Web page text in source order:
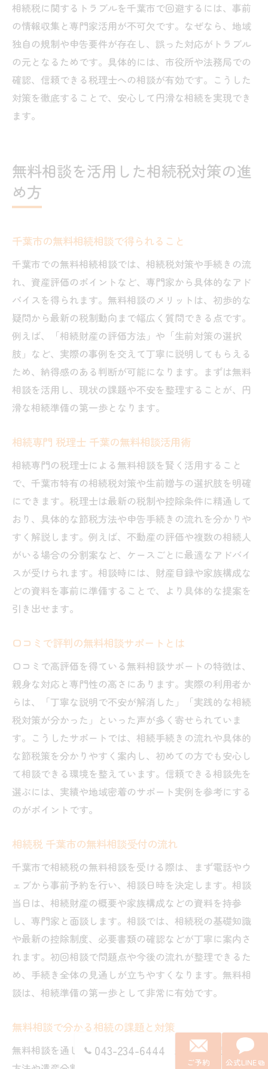
相続税に関するトラブルを千葉市で回避するには、事前
の情報収集と専門家活用が不可欠です。なぜなら、地域
独自の規制や申告要件が存在し、誤った対応がトラブル
の元となるためです。具体的には、市役所や法務局での
確認、信頼できる税理士への相談が有効です。こうした
対策を徹底することで、安心して円滑な相続を実現でき
ます。
無料相談を活用した相続税対策の進
め方
千葉市の無料相続相談で得られること
千葉市での無料相続相談では、相続税対策や手続きの流
れ、資産評価のポイントなど、専門家から具体的なアド
バイスを得られます。無料相談のメリットは、初歩的な
疑問から最新の税制動向まで幅広く質問できる点です。
例えば、「相続財産の評価方法」や「生前対策の選択
肢」など、実際の事例を交えて丁寧に説明してもらえる
ため、納得感のある判断が可能になります。まずは無料
相談を活用し、現状の課題や不安を整理することが、円
滑な相続準備の第一歩となります。
相続専門 税理士 千葉の無料相談活用術
相続専門の税理士による無料相談を賢く活用すること
で、千葉市特有の相続税対策や生前贈与の選択肢を明確
にできます。税理士は最新の税制や控除条件に精通して
おり、具体的な節税方法や申告手続きの流れを分かりや
すく解説します。例えば、不動産の評価や複数の相続人
がいる場合の分割案など、ケースごとに最適なアドバイ
スが受けられます。相談時には、財産目録や家族構成な
どの資料を事前に準備することで、より具体的な提案を
引き出せます。
口コミで評判の無料相談サポートとは
口コミで高評価を得ている無料相談サポートの特徴は、
親身な対応と専門性の高さにあります。実際の利用者か
らは、「丁寧な説明で不安が解消した」「実践的な相続
税対策が分かった」といった声が多く寄せられていま
す。こうしたサポートでは、相続手続きの流れや具体的
な節税策を分かりやすく案内し、初めての方でも安心し
て相談できる環境を整えています。信頼できる相談先を
選ぶには、実績や地域密着のサポート実例を参考にする
のがポイントです。
相続税 千葉市の無料相談受付の流れ
千葉市で相続税の無料相談を受ける際は、まず電話やウ
ェブから事前予約を行い、相談日時を決定します。相談
当日は、相続財産の概要や家族構成などの資料を持参
し、専門家と面談します。相談では、相続税の基礎知識
や最新の控除制度、必要書類の確認などが丁寧に案内さ
れます。初回相談で問題点や今後の流れが整理できるた
め、手続き全体の見通しが立ちやすくなります。無料相
談は、相続準備の第一歩として非常に有効です。
無料相談で分かる相続の課題と対策
無料相談を通じて明らかになる主な課題は、財産評価の
043-234-6444
ご予約 公式LINE